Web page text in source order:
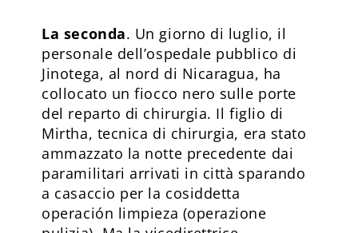
La seconda. Un giorno di luglio, il
personale dell’ospedale pubblico di
Jinotega, al nord di Nicaragua, ha
collocato un fiocco nero sulle porte
del reparto di chirurgia. Il figlio di
Mirtha, tecnica di chirurgia, era stato
ammazzato la notte precedente dai
paramilitari arrivati in città sparando
a casaccio per la cosiddetta
operación limpieza (operazione